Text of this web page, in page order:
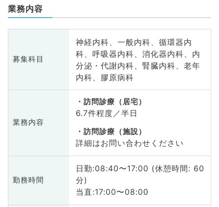
業務内容
募集科目
神経内科、一般内科、循環器内
科、呼吸器内科、消化器内科、内
分泌・代謝内科、腎臓内科、老年
内科、膠原病科
業務内容
訪問診療（居宅）
6.7件程度／半日
訪問診療（施設）
詳細はお問い合わせください
勤務時間
日勤:08:40〜17:00 (休憩時間: 60
分)
当直:17:00〜08:00